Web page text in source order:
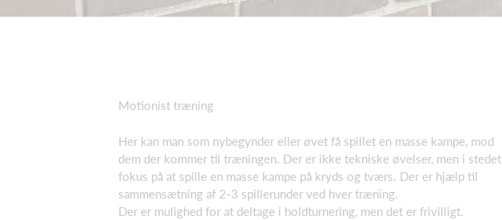
Motionist træning
Her kan man som nybegynder eller øvet få spillet en masse kampe, mod
dem der kommer til træningen. Der er ikke tekniske øvelser, men i stedet
fokus på at spille en masse kampe på kryds og tværs. Der er hjælp til
sammensætning af 2-3 spillerunder ved hver træning.
Der er mulighed for at deltage i holdturnering, men det er frivilligt.